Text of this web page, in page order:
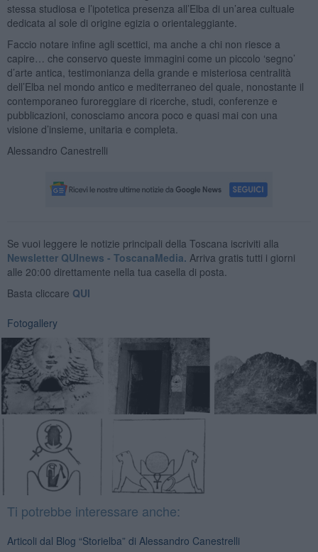
stessa studiosa e l’ipotetica presenza all’Elba di un’area cultuale
dedicata al sole di origine egizia o orientaleggiante.
Faccio notare infine agli scettici, ma anche a chi non riesce a
capire… che conservo queste immagini come un piccolo ‘segno’
d’arte antica, testimonianza della grande e misteriosa centralità
dell’Elba nel mondo antico e mediterraneo del quale, nonostante il
contemporaneo furoreggiare di ricerche, studi, conferenze e
pubblicazioni, conosciamo ancora poco e quasi mai con una
visione d’insieme, unitaria e completa.
Alessandro Canestrelli
Se vuoi leggere le notizie principali della Toscana iscriviti alla
Newsletter QUInews - ToscanaMedia. Arriva gratis tutti i giorni
alle 20:00 direttamente nella tua casella di posta.
Basta cliccare QUI
Fotogallery
Ti potrebbe interessare anche:
Articoli dal Blog “Storielba” di Alessandro Canestrelli